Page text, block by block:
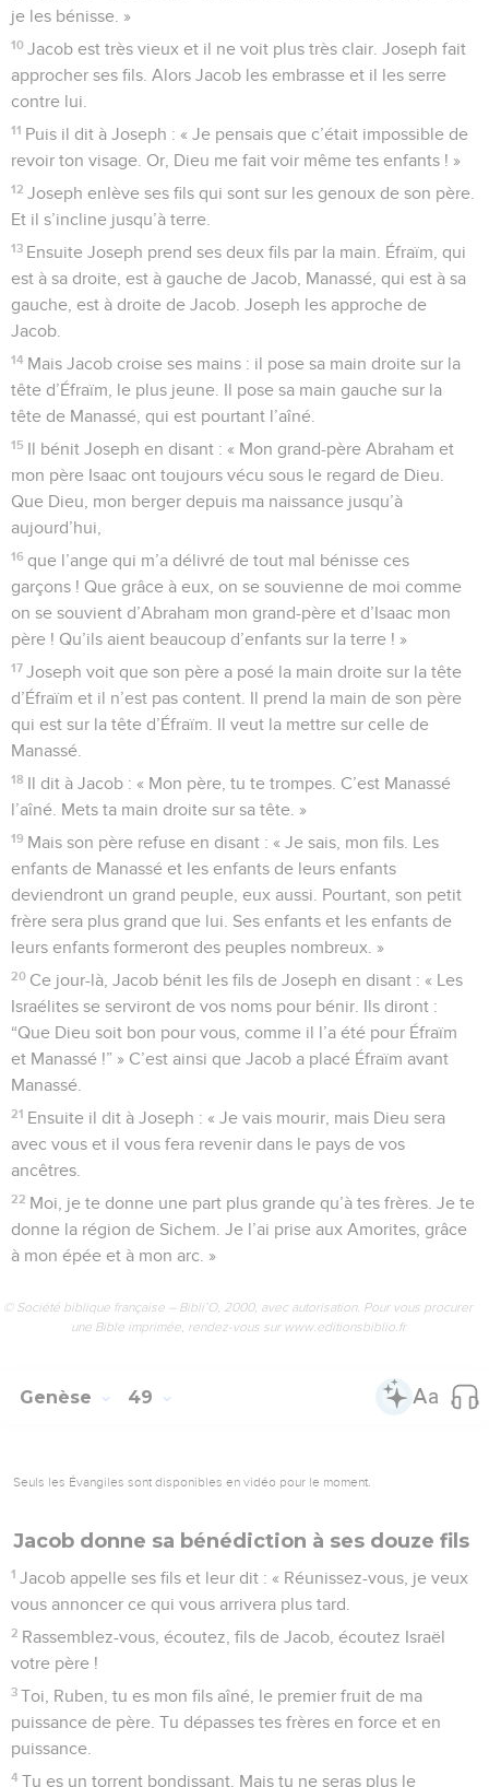
je les bénisse. »
10 Jacob est très vieux et il ne voit plus très clair. Joseph fait
approcher ses fils. Alors Jacob les embrasse et il les serre
contre lui.
11 Puis il dit à Joseph : « Je pensais que c’était impossible de
revoir ton visage. Or, Dieu me fait voir même tes enfants ! »
12 Joseph enlève ses fils qui sont sur les genoux de son père.
Et il s’incline jusqu’à terre.
13 Ensuite Joseph prend ses deux fils par la main. Éfraïm, qui
est à sa droite, est à gauche de Jacob, Manassé, qui est à sa
gauche, est à droite de Jacob. Joseph les approche de
Jacob.
14 Mais Jacob croise ses mains : il pose sa main droite sur la
tête d’Éfraïm, le plus jeune. Il pose sa main gauche sur la
tête de Manassé, qui est pourtant l’aîné.
15 Il bénit Joseph en disant : « Mon grand-père Abraham et
mon père Isaac ont toujours vécu sous le regard de Dieu.
Que Dieu, mon berger depuis ma naissance jusqu’à
aujourd’hui,
16 que l’ange qui m’a délivré de tout mal bénisse ces
garçons ! Que grâce à eux, on se souvienne de moi comme
on se souvient d’Abraham mon grand-père et d’Isaac mon
père ! Qu’ils aient beaucoup d’enfants sur la terre ! »
17 Joseph voit que son père a posé la main droite sur la tête
d’Éfraïm et il n’est pas content. Il prend la main de son père
qui est sur la tête d’Éfraïm. Il veut la mettre sur celle de
Manassé.
18 Il dit à Jacob : « Mon père, tu te trompes. C’est Manassé
l’aîné. Mets ta main droite sur sa tête. »
19 Mais son père refuse en disant : « Je sais, mon fils. Les
enfants de Manassé et les enfants de leurs enfants
deviendront un grand peuple, eux aussi. Pourtant, son petit
frère sera plus grand que lui. Ses enfants et les enfants de
leurs enfants formeront des peuples nombreux. »
20 Ce jour-là, Jacob bénit les fils de Joseph en disant : « Les
Israélites se serviront de vos noms pour bénir. Ils diront :
“Que Dieu soit bon pour vous, comme il l’a été pour Éfraïm
et Manassé !” » C’est ainsi que Jacob a placé Éfraïm avant
Manassé.
21 Ensuite il dit à Joseph : « Je vais mourir, mais Dieu sera
avec vous et il vous fera revenir dans le pays de vos
ancêtres.
22 Moi, je te donne une part plus grande qu’à tes frères. Je te
donne la région de Sichem. Je l’ai prise aux Amorites, grâce
à mon épée et à mon arc. »
© Société biblique française – Bibli’O, 2000, avec autorisation. Pour vous procurer
une Bible imprimée, rendez-vous sur www.editionsbiblio.fr
Genèse 49
Seuls les Évangiles sont disponibles en vidéo pour le moment.
Jacob donne sa bénédiction à ses douze fils
1 Jacob appelle ses fils et leur dit : « Réunissez-vous, je veux
vous annoncer ce qui vous arrivera plus tard.
2 Rassemblez-vous, écoutez, fils de Jacob, écoutez Israël
votre père !
3 Toi, Ruben, tu es mon fils aîné, le premier fruit de ma
puissance de père. Tu dépasses tes frères en force et en
puissance.
4 Tu es un torrent bondissant. Mais tu ne seras plus le